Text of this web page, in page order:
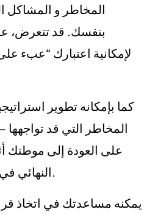
المخاطر و المشاكل
بنفسك. قد تتعرض،
لإمكانية اعتبارك “عبء
كما بإمكانه تطوير
المخاطر التي قد تواجهها
على العودة إلى موطنك
النهائي في ما يخص قضيّتك.
يمكنه مساعدتك في اتخاذ